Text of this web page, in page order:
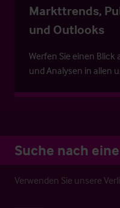
Markttrends,
und Outlooks
Werfen Sie einen
und Analysen in allen
Suche nach
Verwenden Sie unsere